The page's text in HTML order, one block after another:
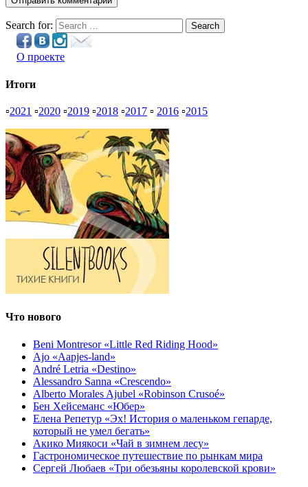
Search for: Search
О проекте
Итоги
▫2021 ▫2020 ▫2019 ▫2018 ▫2017 ▫ 2016 ▫2015
Что нового
Beni Montresor «Little Red Riding Hood»
Ajo «Aapjes-land»
André Letria «Destino»
Alessandro Sanna «Crescendo»
Alberto Morales Ajubel «Robinson Crusoé»
Бен Хейсеманс «Юбер»
Елена Репетур «Эх! История о маленьком гепарде,
который не умел бегать»
Акико Миякоси «Чай в зимнем лесу»
Гастрономическое путешествие по рынкам мира
Сергей Любаев «Три обезьяны королевской крови»